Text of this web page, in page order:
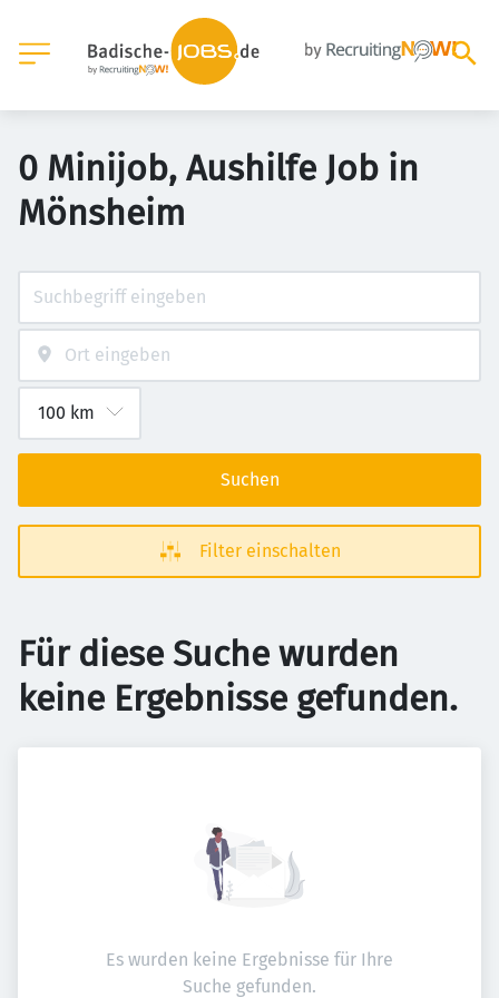
0 Minijob, Aushilfe Job in
Mönsheim
Suchen
Filter einschalten
Für diese Suche wurden
keine Ergebnisse gefunden.
Es wurden keine Ergebnisse für Ihre
Suche gefunden.